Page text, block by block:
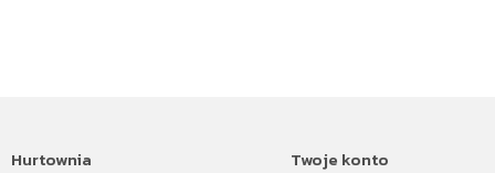
Hurtownia Twoje konto